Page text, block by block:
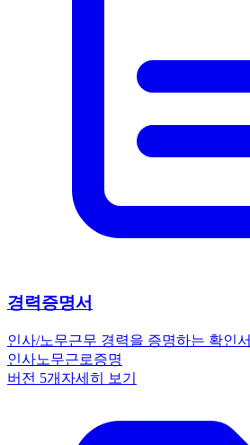
경력증명서
인사/노무근무 경력을 증명하는 확인서
인사노무근로증명
버전 5개 자세히 보기